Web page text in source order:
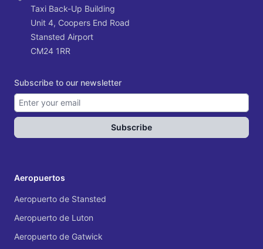
Taxi Back-Up Building
Unit 4, Coopers End Road
Stansted Airport
CM24 1RR
Subscribe to our newsletter
Subscribe
Aeropuertos
Aeropuerto de Stansted
Aeropuerto de Luton
Aeropuerto de Gatwick